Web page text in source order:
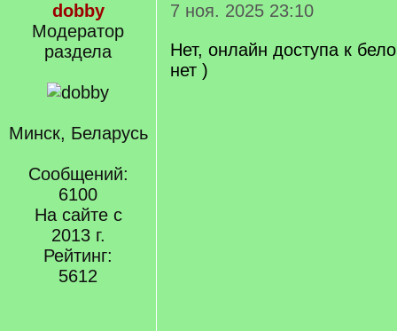
dobby
Модератор
раздела
Минск, Беларусь
Сообщений:
6100
На сайте с
2013 г.
Рейтинг:
5612
7 ноя. 2025 23:10
Нет, онлайн доступа к
нет )